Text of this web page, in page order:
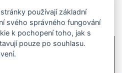
používají základní
svého správného fungování
k pochopení toho, jak s
pouze po souhlasu.